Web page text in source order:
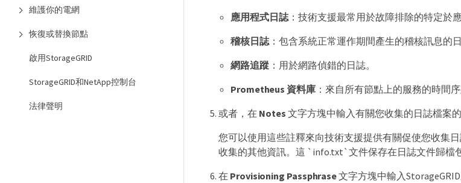
維護你的電網
恢復或替換節點
啟用StorageGRID
StorageGRID和NetApp控制台
法律聲明
應用程式日誌：技術支援最常用於故障排除的特定於
稽核日誌：包含系統正常運作期間產生的稽核訊息的日
網路追蹤：用於網路偵錯的日誌。
Prometheus 資料庫：來自所有節點上的服務的時間序
或者，在 Notes 文字方塊中輸入有關您收集的日誌檔案的
您可以使用這些註釋來向技術支援提供有關促使您收集
收集的其他資訊。這 `info.txt`文件保存在日誌文件歸檔包
在 Provisioning Passphrase文字方塊中輸入